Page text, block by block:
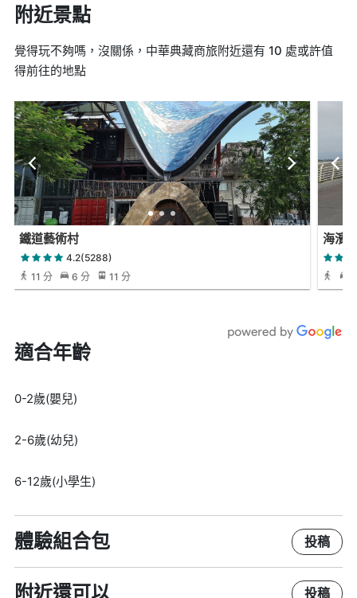
附近景點
覺得玩不夠嗎，沒關係，中華典藏商旅附近還有 10 處或許值
得前往的地點
鐵道藝術村
4.2(5288)
11 分
6 分 11 分
海濱
適合年齡
0-2歲(嬰兒)
2-6歲(幼兒)
6-12歲(小學生)
體驗組合包 投稿
附近還可以 投稿